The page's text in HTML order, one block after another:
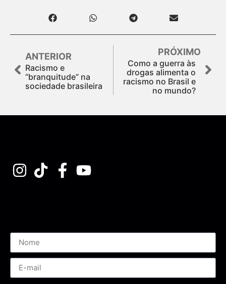
ANTERIOR
Racismo e
“branquitude” na
sociedade brasileira
PRÓXIMO
Como a guerra às
drogas alimenta o
racismo no Brasil e
no mundo?